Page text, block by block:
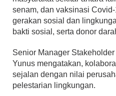
senam, dan vaksinasi
gerakan sosial dan
bakti sosial, serta donor
Senior Manager
Yunus mengatakan,
sejalan dengan nilai
pelestarian lingkungan.